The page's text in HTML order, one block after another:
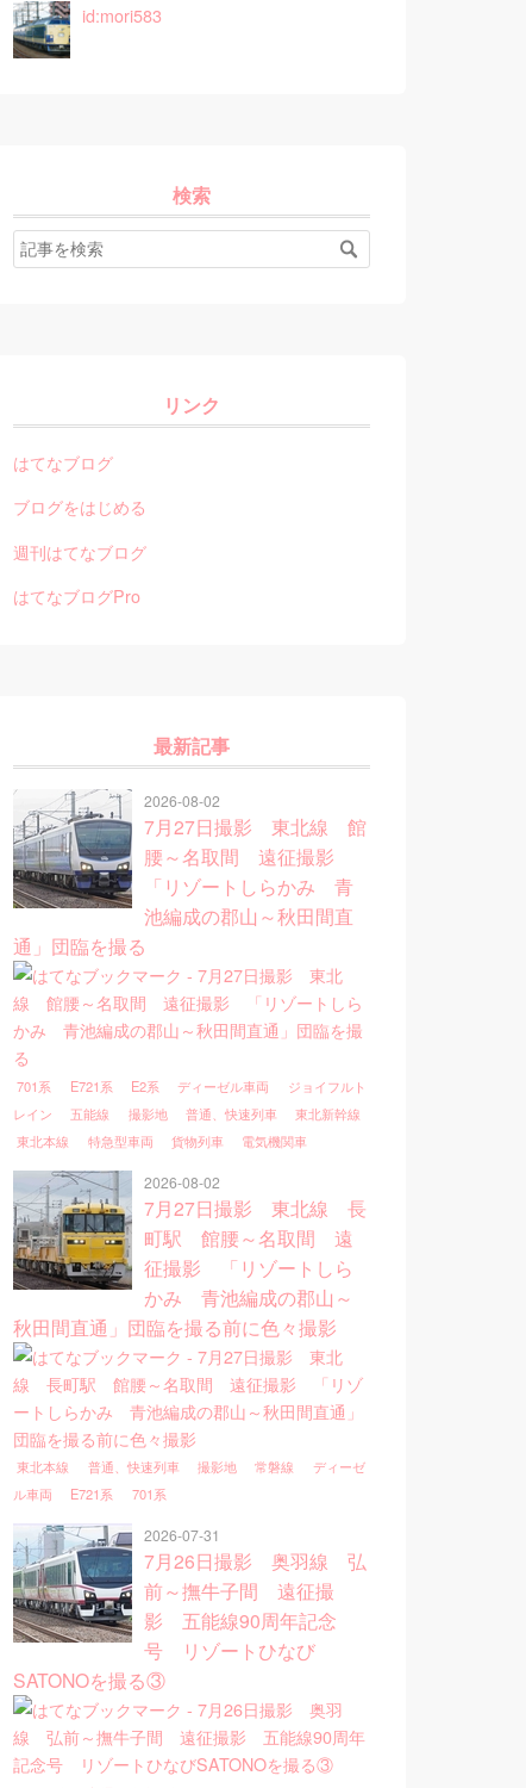
id:mori583
検索
リンク
はてなブログ
ブログをはじめる
週刊はてなブログ
はてなブログPro
最新記事
2026-08-02
7月27日撮影 東北線 館
腰～名取間 遠征撮影
「リゾートしらかみ 青
池編成の郡山～秋田間直
通」団臨を撮る
701系 E721系 E2系 ディーゼル車両
ジョイフルト
レイン
五能線 撮影地 普通、快速列車
東北新幹線
東北本線
特急型車両 貨物列車 電気機関車
2026-08-02
7月27日撮影 東北線 長
町駅 館腰～名取間 遠
征撮影 「リゾートしら
かみ 青池編成の郡山～
秋田間直通」団臨を撮る前に色々撮影
東北本線 普通、快速列車 撮影地 常磐線
ディーゼ
ル車両
E721系 701系
2026-07-31
7月26日撮影 奥羽線 弘
前～撫牛子間 遠征撮
影 五能線90周年記念
号 リゾートひなび
SATONOを撮る③